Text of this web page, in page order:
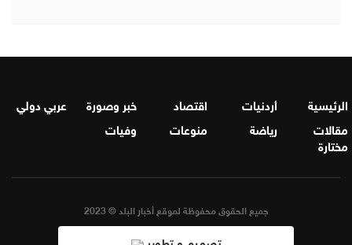
الرئيسية أردنيات اقتصاد خبر وصورة
عربي دولي
مقالات
مختارة
رياضة منوعات وفيات
جميع الحقوق محفوظة لموقع أخبار البلد © 2023